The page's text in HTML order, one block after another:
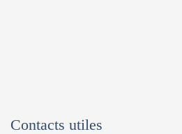
Contacts utiles